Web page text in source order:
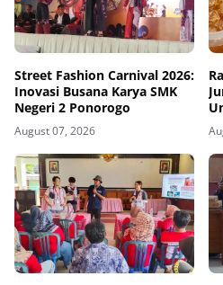
Street Fashion Carnival 2026:
Inovasi Busana Karya SMK
Negeri 2 Ponorogo
August 07, 2026